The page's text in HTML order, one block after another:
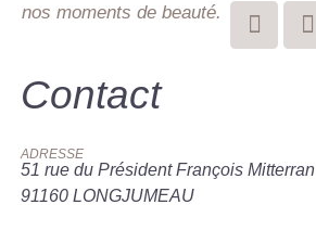
nos moments de beauté.
Contact
ADRESSE
51 rue du Président François Mitterran
91160 LONGJUMEAU